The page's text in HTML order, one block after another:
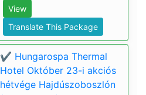
View
Translate This Package
✔️ Hungarospa Thermal
Hotel Október 23-i akciós
hétvége Hajdúszoboszlón